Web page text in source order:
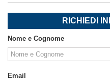
RICHIEDI
Nome e Cognome
Email